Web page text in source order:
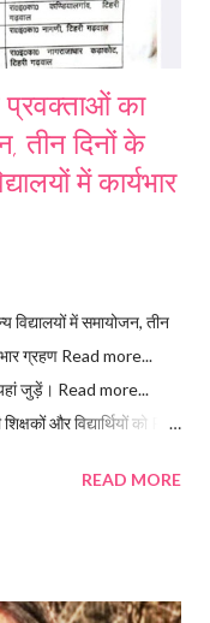
का
तीन दिनों के
में कार्यभार
में समायोजन, तीन
ग्रहण Read more...
जुड़ें। Read more...
और विद्यार्थियों को PM
READ MORE